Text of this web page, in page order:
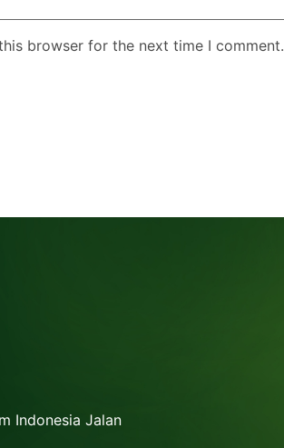
browser for the next time I comment.
Indonesia Jalan